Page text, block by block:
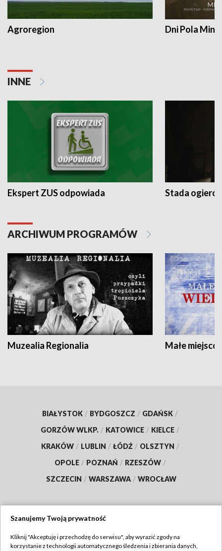
Agroregion Dni Pola
INNE
Ekspert ZUS odpowiada Stada
ARCHIWUM PROGRAMÓW
Muzealia Regionalia Małe
BIAŁYSTOK / BYDGOSZCZ / GDAŃSK /
GORZÓW WLKP. / KATOWICE / KIELCE /
KRAKÓW / LUBLIN / ŁÓDŹ / OLSZTYN /
OPOLE / POZNAŃ / RZESZÓW /
SZCZECIN / WARSZAWA / WROCŁAW
TVP
Szanujemy Twoją prywatność
Kliknij "Akceptuję i przechodzę do serwisu", aby wyrazić zgody na
korzystanie z technologii automatycznego śledzenia i zbierania danych,